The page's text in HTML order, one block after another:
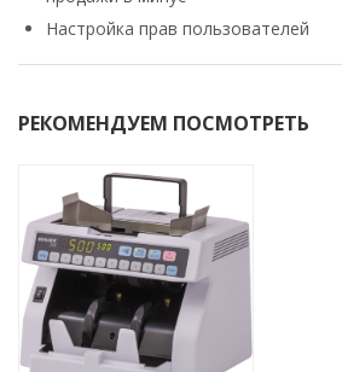
Настройка прав пользователей
РЕКОМЕНДУЕМ ПОСМОТРЕТЬ